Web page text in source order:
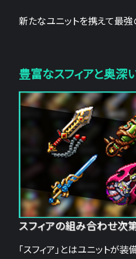
新たなユニットを携えて最強
豊富なスフィアと奥深
スフィアの組み合わせ次
「スフィア」とはユニットが